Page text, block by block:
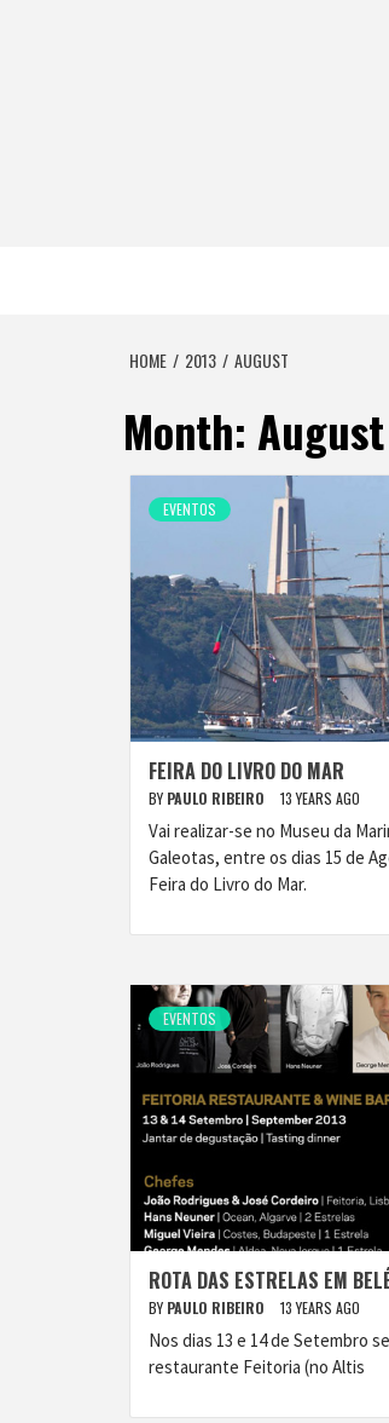
HOME 2013 AUGUST
Month:
EVENTOS
FEIRA DO LIVRO DO MAR
BY PAULO RIBEIRO 13 YEARS AGO
Vai realizar-se no Museu da
Galeotas, entre os dias 15 de
Feira do Livro do Mar.
EVENTOS
ROTA DAS ESTRELAS EM
BY PAULO RIBEIRO 13 YEARS AGO
Nos dias 13 e 14 de Setembro
restaurante Feitoria (no Altis